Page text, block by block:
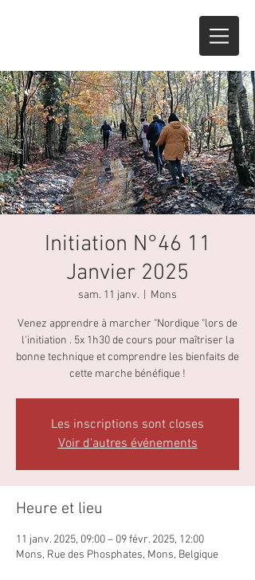
Initiation N°46 11
Janvier 2025
sam. 11 janv. Mons
Venez apprendre à marcher "Nordique "lors de
l'initiation . 5x 1h30 de cours pour maîtriser la
bonne technique et comprendre les bienfaits de
cette marche bénéfique !
Les inscriptions sont closes
Voir d'autres événements
Heure et lieu
11 janv. 2025, 09:00 – 09 févr. 2025, 12:00
Mons, Rue des Phosphates, Mons, Belgique